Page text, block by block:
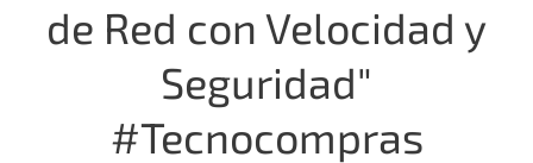
de Red con Velocidad y
Seguridad"
#Tecnocompras